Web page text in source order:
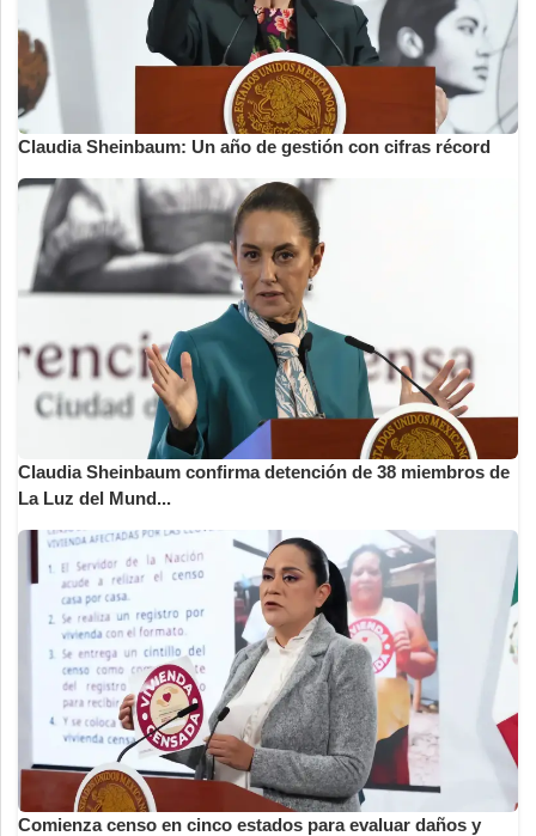
Claudia Sheinbaum: Un año de gestión con cifras récord
Claudia Sheinbaum confirma detención de 38 miembros de
La Luz del Mund...
Comienza censo en cinco estados para evaluar daños y